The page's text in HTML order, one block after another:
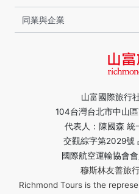
山富國際旅行
104台灣台北市中山
代表人：陳國森 統
交觀綜字第2029號
國際航空運輸協會
穆斯林友善旅
Richmond Tours is the
同業與企業